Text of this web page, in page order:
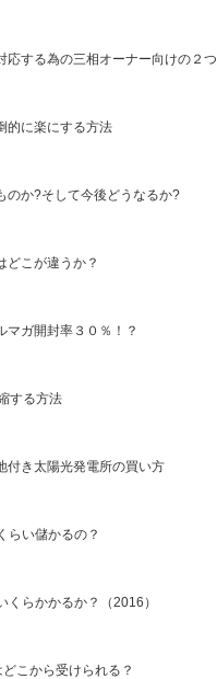
する為の三相オーナー向けの２つ
に楽にする方法
のか?そして今後どうなるか?
どこが違うか？
マガ開封率３０％！？
する方法
付き太陽光発電所の買い方
らい儲かるの？
らかかるか？（2016）
こから受けられる？